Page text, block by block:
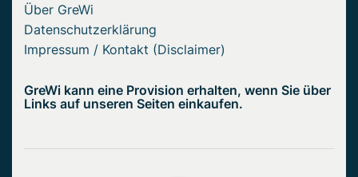
Über GreWi
Datenschutzerklärung
Impressum / Kontakt (Disclaimer)
GreWi kann eine Provision erhalten, wenn Sie über
Links auf unseren Seiten einkaufen.